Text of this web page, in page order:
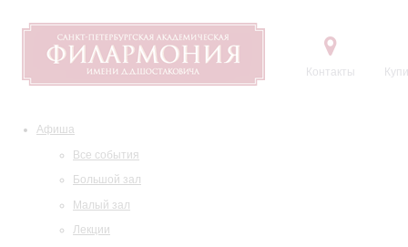
Контакты
Афиша
Все события
Большой зал
Малый зал
Лекции